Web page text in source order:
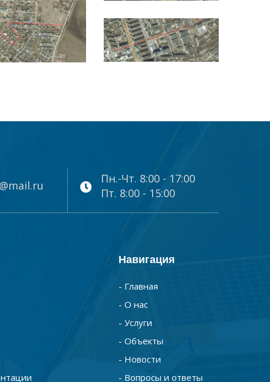
Пн.-Чт. 8:00 - 17:00
Пт. 8:00 - 15:00
Навигация
- Главная
- О нас
- Услуги
- Объекты
- Новости
- Вопросы и ответы